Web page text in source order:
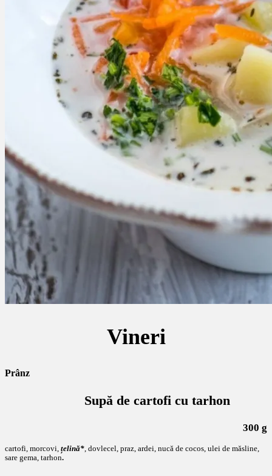
Vineri
Prânz
Supă de cartofi cu tarhon
300 g
cartofi, morcovi, țelină*, dovlecel, praz, ardei, nucă de cocos, ulei de măsline,
sare gema, tarhon.